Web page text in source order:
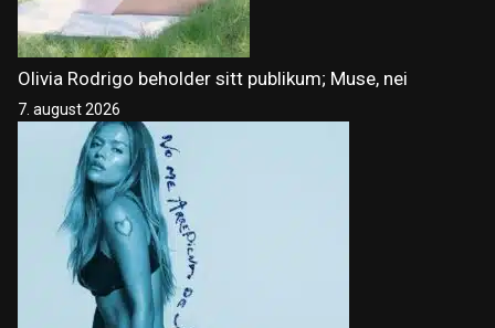
Olivia Rodrigo beholder sitt publikum; Muse, nei
7. august 2026